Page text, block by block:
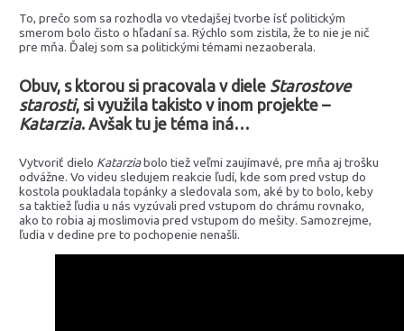
To, prečo som sa rozhodla vo vtedajšej tvorbe ísť politickým
smerom bolo čisto o hľadaní sa. Rýchlo som zistila, že to nie je nič
pre mňa. Ďalej som sa politickými témami nezaoberala.
Obuv, s ktorou si pracovala v diele Starostove
starosti, si využila takisto v inom projekte –
Katarzia. Avšak tu je téma iná…
Vytvoriť dielo Katarziabolo tiež veľmi zaujímavé, pre mňa aj trošku
odvážne. Vo videu sledujem reakcie ľudí, kde som pred vstup do
kostola poukladala topánky a sledovala som, aké by to bolo, keby
sa taktiež ľudia u nás vyzúvali pred vstupom do chrámu rovnako,
ako to robia aj moslimovia pred vstupom do mešity. Samozrejme,
ľudia v dedine pre to pochopenie nenašli.